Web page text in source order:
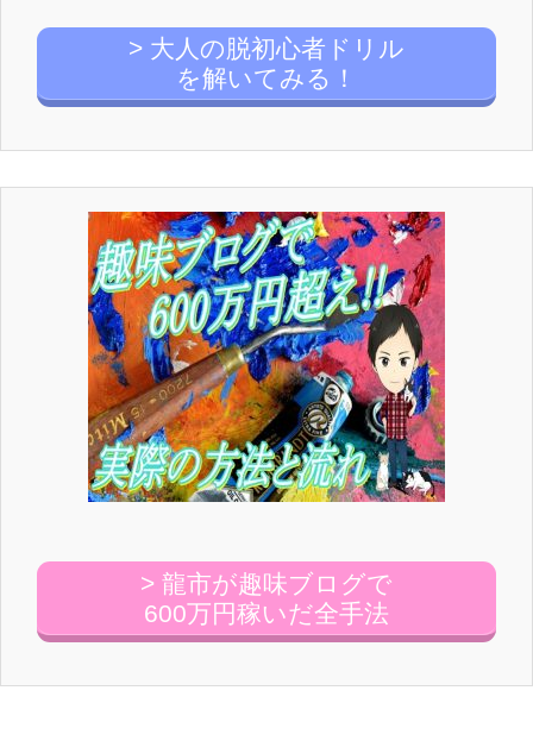
> 大人の脱初心者ドリル
を解いてみる！
> 龍市が趣味ブログで
600万円稼いだ全手法